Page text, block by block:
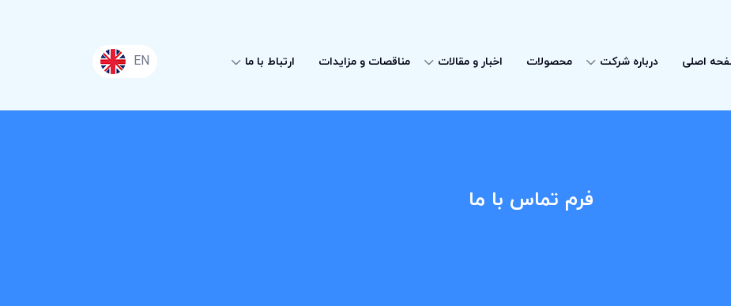
اصلی درباره شرکت محصولات اخبار و مقالات مناقصات و مزایدات ارتباط با ما EN
فرم تماس با ما